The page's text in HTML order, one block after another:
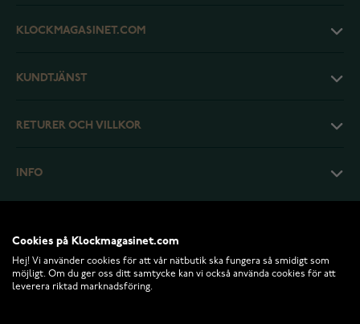
KLOCKMAGASINET.COM
KUNDTJÄNST
RETURER OCH VILLKOR
INFO
Cookies på Klockmagasinet.com
Hej! Vi använder cookies för att vår nätbutik ska fungera så smidigt som
möjligt. Om du ger oss ditt samtycke kan vi också använda cookies för att
leverera riktad marknadsföring.